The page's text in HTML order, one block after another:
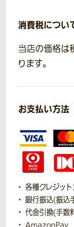
消費税につい
当店の価格は
ります。
お支払い方法
各種クレジッ
銀行振込(振込
代金引換(手数